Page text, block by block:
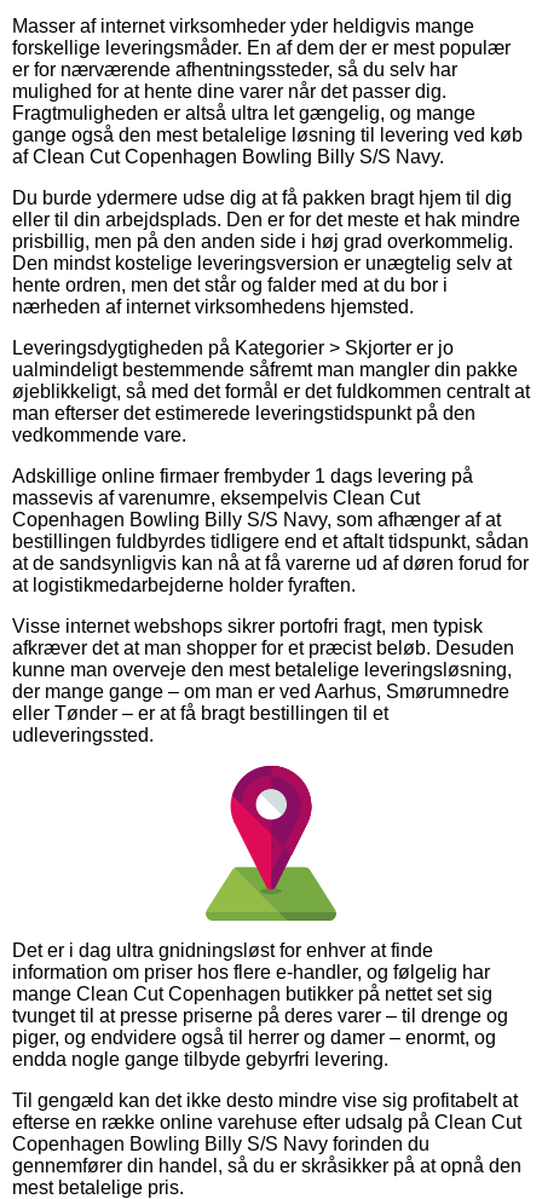
Masser af internet virksomheder yder heldigvis mange
forskellige leveringsmåder. En af dem der er mest populær
er for nærværende afhentningssteder, så du selv har
mulighed for at hente dine varer når det passer dig.
Fragtmuligheden er altså ultra let gængelig, og mange
gange også den mest betalelige løsning til levering ved køb
af Clean Cut Copenhagen Bowling Billy S/S Navy.
Du burde ydermere udse dig at få pakken bragt hjem til dig
eller til din arbejdsplads. Den er for det meste et hak mindre
prisbillig, men på den anden side i høj grad overkommelig.
Den mindst kostelige leveringsversion er unægtelig selv at
hente ordren, men det står og falder med at du bor i
nærheden af internet virksomhedens hjemsted.
Leveringsdygtigheden på Kategorier > Skjorter er jo
ualmindeligt bestemmende såfremt man mangler din pakke
øjeblikkeligt, så med det formål er det fuldkommen centralt at
man efterser det estimerede leveringstidspunkt på den
vedkommende vare.
Adskillige online firmaer frembyder 1 dags levering på
massevis af varenumre, eksempelvis Clean Cut
Copenhagen Bowling Billy S/S Navy, som afhænger af at
bestillingen fuldbyrdes tidligere end et aftalt tidspunkt, sådan
at de sandsynligvis kan nå at få varerne ud af døren forud for
at logistikmedarbejderne holder fyraften.
Visse internet webshops sikrer portofri fragt, men typisk
afkræver det at man shopper for et præcist beløb. Desuden
kunne man overveje den mest betalelige leveringsløsning,
der mange gange – om man er ved Aarhus, Smørumnedre
eller Tønder – er at få bragt bestillingen til et
udleveringssted.
Det er i dag ultra gnidningsløst for enhver at finde
information om priser hos flere e-handler, og følgelig har
mange Clean Cut Copenhagen butikker på nettet set sig
tvunget til at presse priserne på deres varer – til drenge og
piger, og endvidere også til herrer og damer – enormt, og
endda nogle gange tilbyde gebyrfri levering.
Til gengæld kan det ikke desto mindre vise sig profitabelt at
efterse en række online varehuse efter udsalg på Clean Cut
Copenhagen Bowling Billy S/S Navy forinden du
gennemfører din handel, så du er skråsikker på at opnå den
mest betalelige pris.